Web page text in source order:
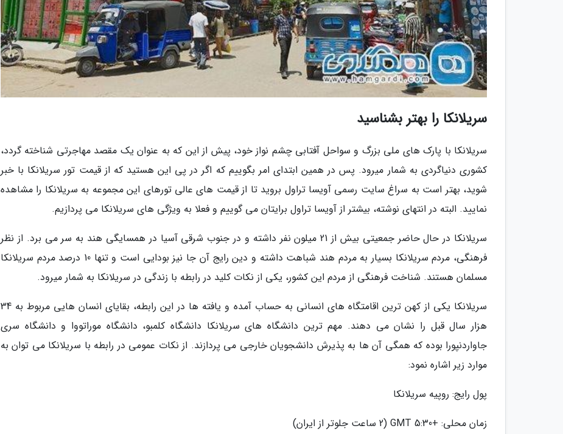
سریلانکا را بهتر بشناسید
سریلانکا با پارک های ملی بزرگ و سواحل آفتابی چشم نواز خود، پیش از این که به عنوان یک مقصد مهاجرتی شناخته گردد،
کشوری دنیاگردی به شمار میرود. پس در همین ابتدای امر بگوییم که اگر در پی این هستید که از قیمت تور سریلانکا با خبر
شوید، بهتر است به سراغ سایت رسمی آویسا تراول بروید تا از قیمت های عالی تورهای این مجموعه به سریلانکا را مشاهده
نمایید. البته در انتهای نوشته، بیشتر از آویسا تراول برایتان می گوییم و فعلا به ویژگی های سریلانکا می پردازیم.
سریلانکا در حال حاضر جمعیتی بیش از 21 میلون نفر داشته و در جنوب شرقی آسیا در همسایگی هند به سر می برد. از نظر
فرهنگی، مردم سریلانکا بسیار به مردم هند شباهت داشته و دین رایج آن جا نیز بودایی است و تنها 10 درصد مردم سریلانکا
مسلمان هستند. شناخت فرهنگی از مردم این کشور، یکی از نکات کلید در رابطه با زندگی در سریلانکا به شمار میرود.
سریلانکا یکی از کهن ترین اقامتگاه های انسانی به حساب آمده و یافته ها در این رابطه، بقایای انسان هایی مربوط به 34
هزار سال قبل را نشان می دهند. مهم ترین دانشگاه های سریلانکا دانشگاه کلمبو، دانشگاه موراتووا و دانشگاه سری
جاواردنپورا بوده که همگی آن ها به پذیرش دانشجویان خارجی می پردازند. از نکات عمومی در رابطه با سریلانکا می توان به
موارد زیر اشاره نمود:
پول رایج: روپیه سریلانکا
زمان محلی: +5:30 GMT (2 ساعت جلوتر از ایران)